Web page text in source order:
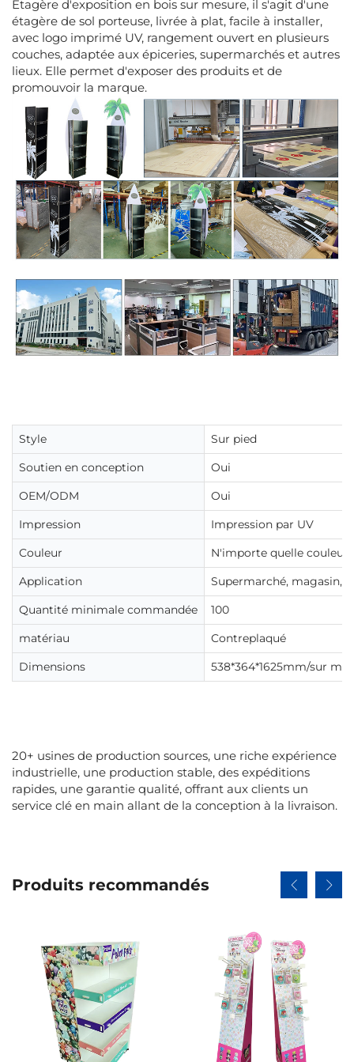
Étagère d'exposition en bois sur mesure, il s'agit d'une
étagère de sol porteuse, livrée à plat, facile à installer,
avec logo imprimé UV, rangement ouvert en plusieurs
couches, adaptée aux épiceries, supermarchés et autres
lieux. Elle permet d'exposer des produits et de
promouvoir la marque.
Style
Sur pied
Soutien en conception
Oui
OEM/ODM
Oui
Impression
Impression par UV
Couleur
N'importe quelle couleur
Application
Supermarché, magasin,
Quantité minimale commandée
100
matériau
Contreplaqué
Dimensions
538*364*1625mm/sur
20+ usines de production sources, une riche expérience
industrielle, une production stable, des expéditions
rapides, une garantie qualité, offrant aux clients un
service clé en main allant de la conception à la livraison.
Produits recommandés